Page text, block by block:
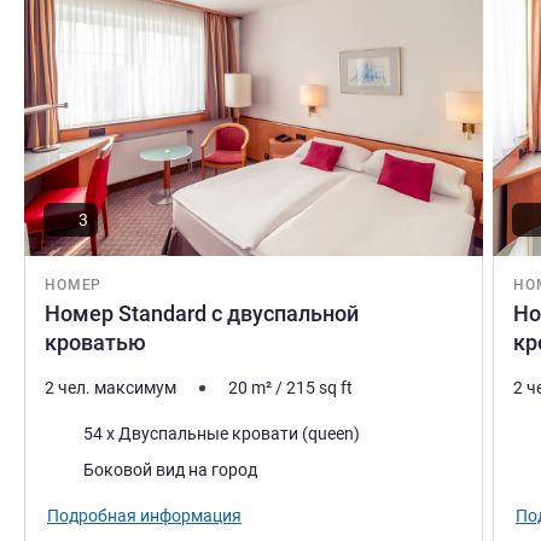
НОМЕР
Номер Standard с двуспальной
кроватью
3
2 чел. максимум 20 m²/215sq ft
Постель54 x Двуспальные кровати (queen)
Виды:Боковой вид на город
Подробная информация
2